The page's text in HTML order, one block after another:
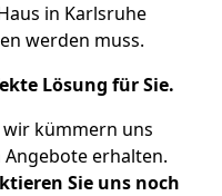
in Karlsruhe
werden muss.
Lösung für Sie.
wir kümmern uns
Angebote erhalten.
Sie uns noch